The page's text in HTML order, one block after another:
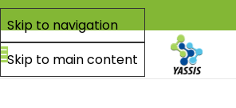
Skip to navigation
Skip to main content